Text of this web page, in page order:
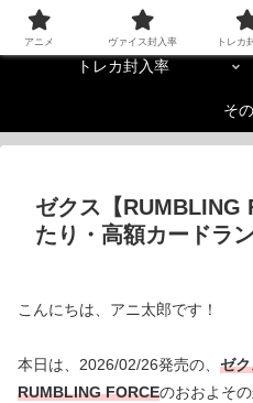
アニメ
トレカ封入率
そ
ゼクス【RUMBLING
たり・高額カードラ
こんにちは、アニ太郎です！
本日は、2026/02/26発売の、 ゼ
RUMBLING FORCEのおおよそ
アニメ ヴァイス封入率 トレカ